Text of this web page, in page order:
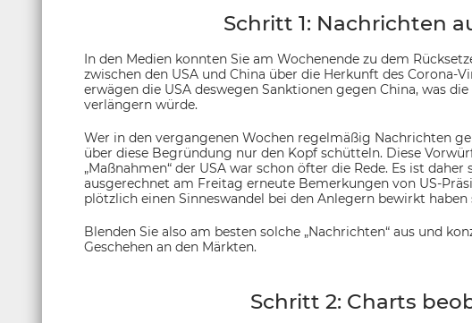
Schritt 1: Nachrichten
In den Medien konnten Sie am Wochenende zu dem
zwischen den USA und China über die Herkunft des Corona-
erwägen die USA deswegen Sanktionen gegen China, was
verlängern würde.
Wer in den vergangenen Wochen regelmäßig Nachrichten
über diese Begründung nur den Kopf schütteln. Diese
„Maßnahmen“ der USA war schon öfter die Rede. Es ist
ausgerechnet am Freitag erneute Bemerkungen von US-
plötzlich einen Sinneswandel bei den Anlegern bewirkt haben
Blenden Sie also am besten solche „Nachrichten“ aus und
Geschehen an den Märkten.
Schritt 2: Charts